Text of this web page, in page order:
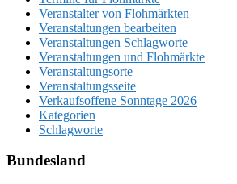
Veranstalter von Flohmärkten
Veranstaltungen bearbeiten
Veranstaltungen Schlagworte
Veranstaltungen und Flohmärkte
Veranstaltungsorte
Veranstaltungsseite
Verkaufsoffene Sonntage 2026
Kategorien
Schlagworte
Bundesland